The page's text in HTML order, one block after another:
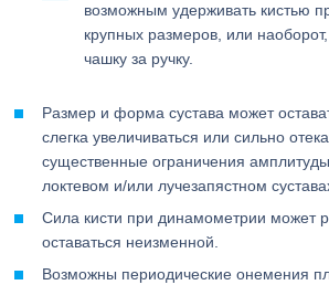
возможным удерживать кистью
крупных размеров, или
чашку за ручку.
Размер и форма сустава может
слегка увеличиваться или сильно
существенные ограничения
локтевом и/или лучезапястном
Сила кисти при динамометрии может
оставаться неизменной.
Возможны периодические онемения